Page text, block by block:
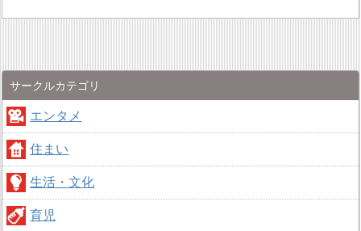
サークルカテゴリ
エンタメ
住まい
生活・文化
育児